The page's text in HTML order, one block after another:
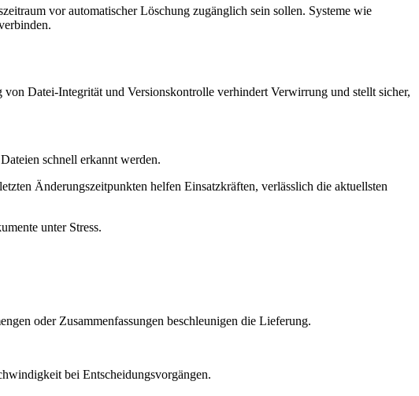
vor automatischer Löschung zugänglich sein sollen. Systeme wie
Datei-Integrität und Versionskontrolle verhindert Verwirrung und stellt sicher,
schnell erkannt werden.
Änderungszeitpunkten helfen Einsatzkräften, verlässlich die aktuellsten
unter Stress.
oder Zusammenfassungen beschleunigen die Lieferung.
bei Entscheidungsvorgängen.